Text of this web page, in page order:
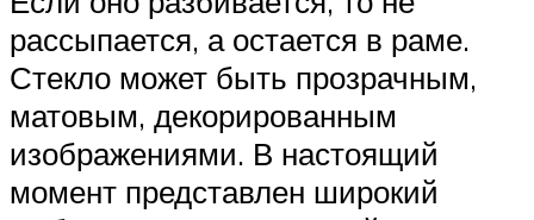
рассыпается, а остается в раме.
Стекло может быть прозрачным,
матовым, декорированным
изображениями. В настоящий
момент представлен широкий